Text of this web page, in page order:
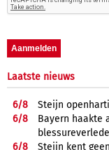
Laatste nieuws
6/8
Steijn
6/8
Bayern haakte
6/8
Steijn kent